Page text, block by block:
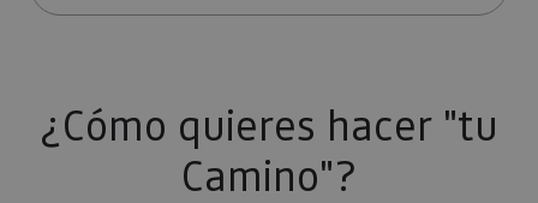
¿Cómo quieres hacer "tu
Camino"?